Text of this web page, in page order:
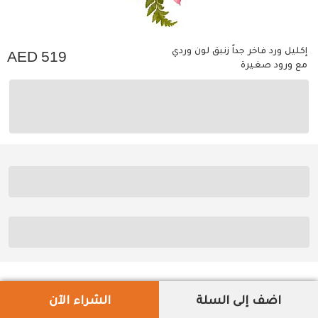
إكليل ورد فاخر جداً زنبق لون وردي
مع ورود صغيرة
519
اضف إلى السلة الشراء الآن